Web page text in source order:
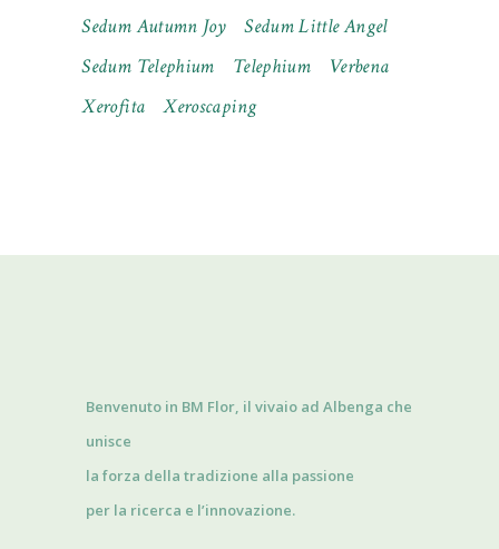
Sedum Autumn Joy
Sedum Little Angel
Sedum Telephium
Telephium
Verbena
Xerofita
Xeroscaping
Benvenuto in BM Flor, il vivaio ad Albenga che
unisce
la forza della tradizione alla passione
per la ricerca e l’innovazione.